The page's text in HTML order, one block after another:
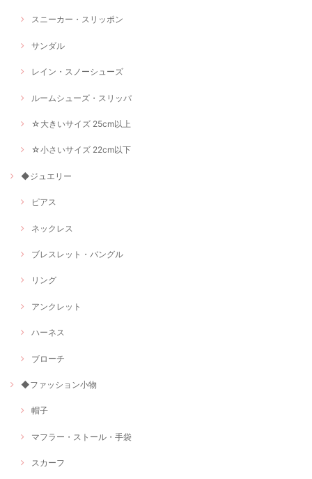
スニーカー・スリッポン
サンダル
レイン・スノーシューズ
ルームシューズ・スリッパ
☆大きいサイズ 25cm以上
☆小さいサイズ 22cm以下
◆ジュエリー
ピアス
ネックレス
ブレスレット・バングル
リング
アンクレット
ハーネス
ブローチ
◆ファッション小物
帽子
マフラー・ストール・手袋
スカーフ